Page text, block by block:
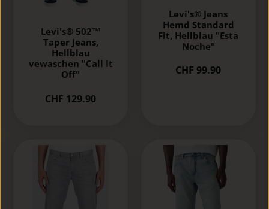
Levi's® 502™
Taper Jeans,
Hellblau
vewaschen "Call It
Off"
CHF 129.90
Levi's® Jeans
Hemd Standard
Fit, Hellblau "Esta
Noche"
CHF 99.90